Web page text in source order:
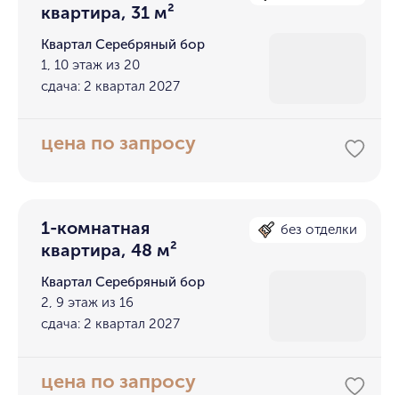
квартира, 31 м²
Квартал Серебряный бор
1, 10 этаж из 20
сдача: 2 квартал 2027
цена по запросу
1-комнатная
квартира, 48 м²
без отделки
Квартал Серебряный бор
2, 9 этаж из 16
сдача: 2 квартал 2027
цена по запросу